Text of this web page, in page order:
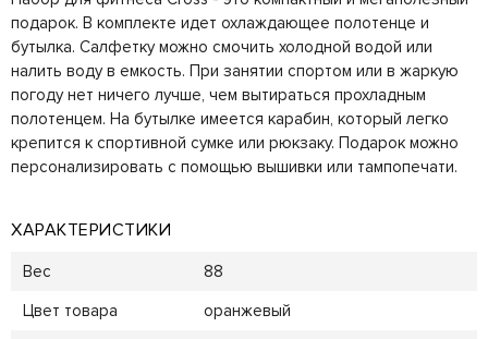
подарок. В комплекте идет охлаждающее полотенце и
бутылка. Салфетку можно смочить холодной водой или
налить воду в емкость. При занятии спортом или в жаркую
погоду нет ничего лучше, чем вытираться прохладным
полотенцем. На бутылке имеется карабин, который легко
крепится к спортивной сумке или рюкзаку. Подарок можно
персонализировать с помощью вышивки или тампопечати.
ХАРАКТЕРИСТИКИ
Вес
88
Цвет товара
оранжевый